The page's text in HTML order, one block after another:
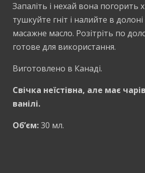
Запаліть і нехай вона погорить
тушкуйте гніт і налийте в
масажне масло. Розітріть по
готове для використання.
Виготовлено в Канаді.
Свічка неїстівна, але має
ванілі.
Об’єм:30 мл.